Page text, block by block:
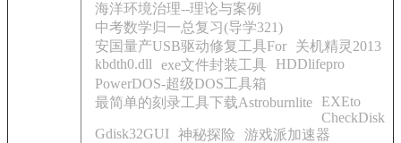
海洋环境治理--理论与案例
中考数学归一总复习(导学321)
安国量产USB驱动修复工具For
关机精灵2013
kbdth0.dll
exe文件封装工具
HDDlifepro
PowerDOS-超级DOS工具箱
最简单的刻录工具下载Astroburnlite
EXEto
CheckDisk
Gdisk32GUI 神秘探险
游戏派加速器